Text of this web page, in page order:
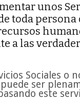
unos
toda persona
a las
Sociales o
ser
este